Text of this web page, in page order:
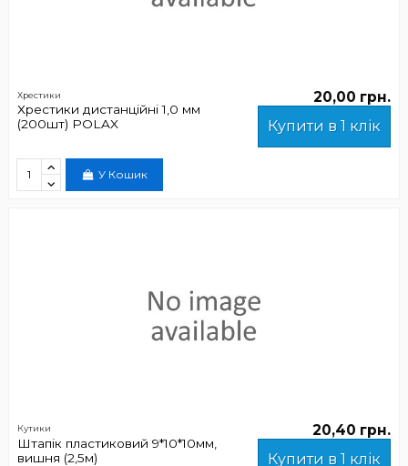
Хрестики
Хрестики дистанційні 1,0 мм
(200шт) POLAX
20,00 грн.
Купити в 1 клік
У Кошик
Кутики
Штапік пластиковий 9*10*10мм,
вишня (2,5м)
20,40 грн.
Купити в 1 клік